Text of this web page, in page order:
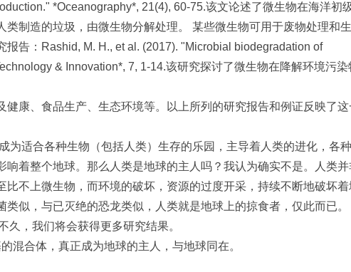
*Oceanography*, 21(4), 60-75.该文论述了微生物在海洋初
制造的垃圾，由微生物分解处理。 某些微生物可用于废物处理和
告：Rashid, M. H., et al. (2017). "Microbial biodegradation of
& Innovation*, 7, 1-14.该研究探讨了微生物在降解环境污染
康、食品生产、生态环境等。以上所列的研究报告和例证反映了
适合各种生物（包括人类）生存的乐园，主导着人类的进化，各
着整个地球。那么人类是地球的主人吗？我认为确实不是。人类
不上微生物，而环境的破坏，资源的过度开采，持续不断地破坏着
似，与已灭绝的恐龙类似，人类就是地球上的掠食者，仅此而已。
，我们将会获得更多研究结果。
合体，真正成为地球的主人，与地球同在。